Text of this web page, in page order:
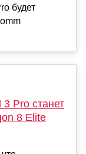
будет
Pro станет
8 Elite